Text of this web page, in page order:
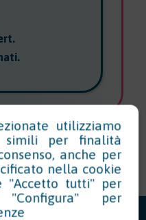
utilizziamo
simili per finalità
anche per
nella cookie
"Accetto tutti" per
"Configura" per